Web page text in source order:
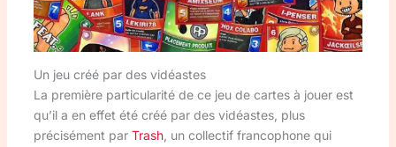
Un jeu créé par des vidéastes
La première particularité de ce jeu de cartes à jouer est
qu’il a en effet été créé par des vidéastes, plus
précisément par Trash, un collectif francophone qui